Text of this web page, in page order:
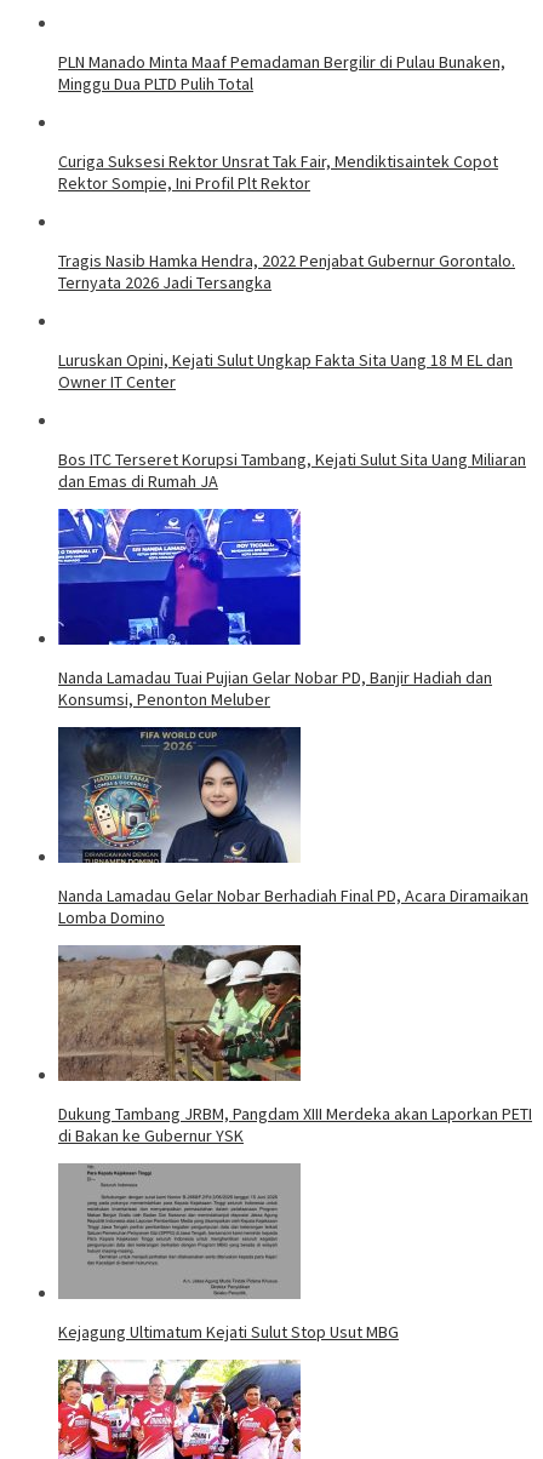
PLN Manado Minta Maaf Pemadaman Bergilir di Pulau Bunaken,
Minggu Dua PLTD Pulih Total
Curiga Suksesi Rektor Unsrat Tak Fair, Mendiktisaintek Copot
Rektor Sompie, Ini Profil Plt Rektor
Tragis Nasib Hamka Hendra, 2022 Penjabat Gubernur Gorontalo.
Ternyata 2026 Jadi Tersangka
Luruskan Opini, Kejati Sulut Ungkap Fakta Sita Uang 18 M EL dan
Owner IT Center
Bos ITC Terseret Korupsi Tambang, Kejati Sulut Sita Uang Miliaran
dan Emas di Rumah JA
Nanda Lamadau Tuai Pujian Gelar Nobar PD, Banjir Hadiah dan
Konsumsi, Penonton Meluber
Nanda Lamadau Gelar Nobar Berhadiah Final PD, Acara Diramaikan
Lomba Domino
Dukung Tambang JRBM, Pangdam XIII Merdeka akan Laporkan PETI
di Bakan ke Gubernur YSK
Kejagung Ultimatum Kejati Sulut Stop Usut MBG